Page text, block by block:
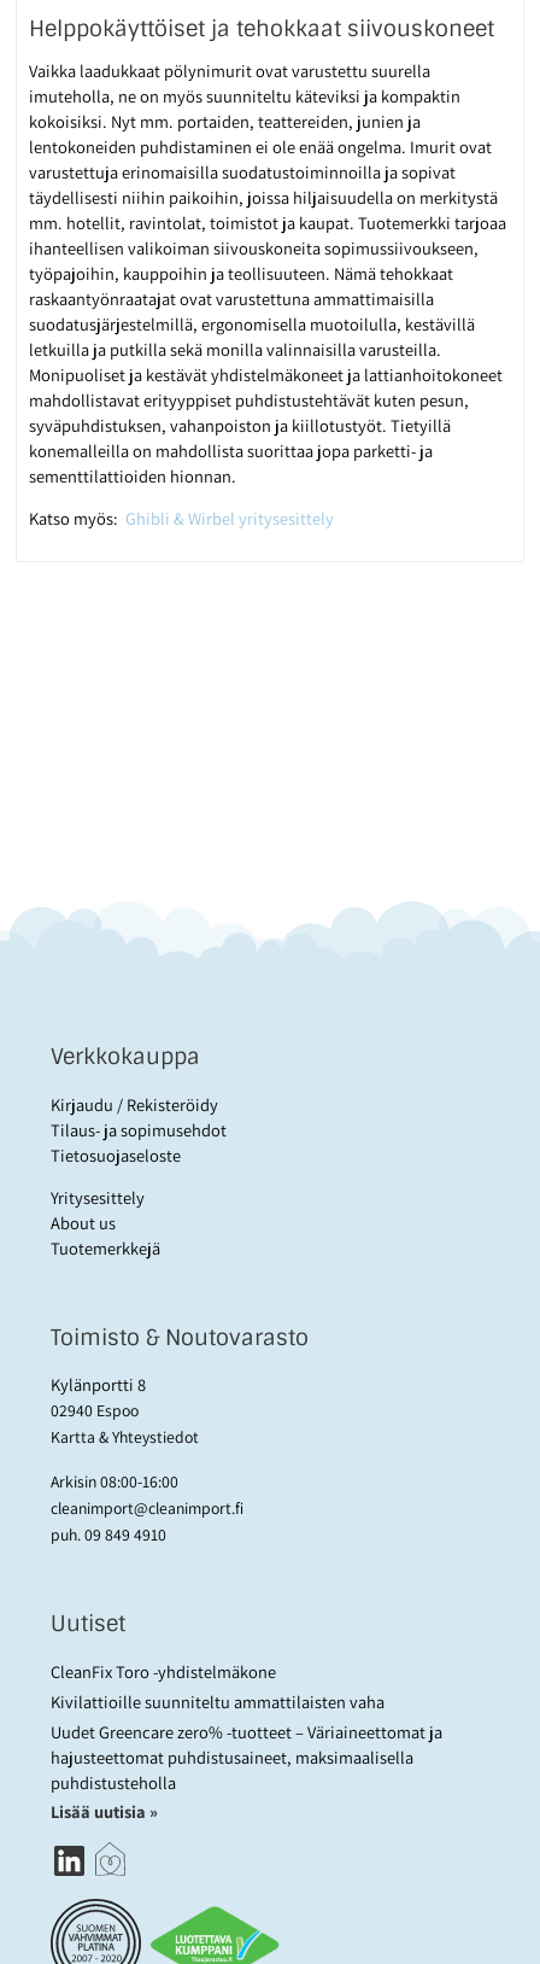
Helppokäyttöiset ja tehokkaat siivouskoneet
Vaikka laadukkaat pölynimurit ovat varustettu suurella
imuteholla, ne on myös suunniteltu käteviksi ja kompaktin
kokoisiksi. Nyt mm. portaiden, teattereiden, junien ja
lentokoneiden puhdistaminen ei ole enää ongelma. Imurit ovat
varustettuja erinomaisilla suodatustoiminnoilla ja sopivat
täydellisesti niihin paikoihin, joissa hiljaisuudella on merkitystä
mm. hotellit, ravintolat, toimistot ja kaupat. Tuotemerkki tarjoaa
ihanteellisen valikoiman siivouskoneita sopimussiivoukseen,
työpajoihin, kauppoihin ja teollisuuteen. Nämä tehokkaat
raskaantyönraatajat ovat varustettuna ammattimaisilla
suodatusjärjestelmillä, ergonomisella muotoilulla, kestävillä
letkuilla ja putkilla sekä monilla valinnaisilla varusteilla.
Monipuoliset ja kestävät yhdistelmäkoneet ja lattianhoitokoneet
mahdollistavat erityyppiset puhdistustehtävät kuten pesun,
syväpuhdistuksen, vahanpoiston ja kiillotustyöt. Tietyillä
konemalleilla on mahdollista suorittaa jopa parketti- ja
sementtilattioiden hionnan.
Katso myös: Ghibli & Wirbel yritysesittely
Verkkokauppa
Kirjaudu / Rekisteröidy
Tilaus- ja sopimusehdot
Tietosuojaseloste
Yritysesittely
About us
Tuotemerkkejä
Toimisto & Noutovarasto
Kylänportti 8
02940 Espoo
Kartta & Yhteystiedot
Arkisin 08:00-16:00
cleanimport@cleanimport.fi
puh.09 849 4910
Uutiset
CleanFix Toro -yhdistelmäkone
Kivilattioille suunniteltu ammattilaisten vaha
Uudet Greencare zero% -tuotteet – Väriaineettomat ja
hajusteettomat puhdistusaineet, maksimaalisella
puhdistusteholla
Lisää uutisia »